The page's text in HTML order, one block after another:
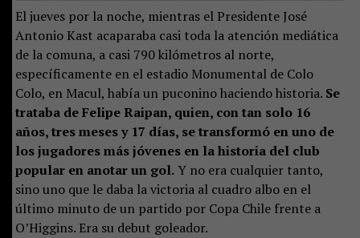
El jueves por la noche, mientras el Presidente José
Antonio Kast acaparaba casi toda la atención mediática
de la comuna, a casi 790 kilómetros al norte,
específicamente en el estadio Monumental de Colo
Colo, en Macul, había un puconino haciendo historia. Se
trataba de Felipe Raipan, quien, con tan solo 16
años, tres meses y 17 días, se transformó en uno de
los jugadores más jóvenes en la historia del club
popular en anotar un gol.Y no era cualquier tanto,
sino uno que le daba la victoria al cuadro albo en el
último minuto de un partido por Copa Chile frente a
O’Higgins. Era su debut goleador.